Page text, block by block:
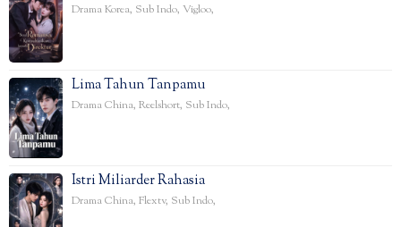
Drama Korea, Sub Indo, Vigloo,
Lima Tahun Tanpamu
Drama China, Reelshort, Sub Indo,
Istri Miliarder Rahasia
Drama China, Flextv, Sub Indo,